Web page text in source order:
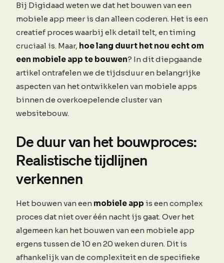
Bij Digidaad weten we dat het bouwen van een
mobiele app meer is dan alleen coderen. Het is een
creatief proces waarbij elk detail telt, en timing
cruciaal is. Maar, hoe lang duurt het nou echt om
een mobiele app te bouwen? In dit diepgaande
artikel ontrafelen we de tijdsduur en belangrijke
aspecten van het ontwikkelen van mobiele apps
binnen de overkoepelende cluster van
websitebouw.
De duur van het bouwproces:
Realistische tijdlijnen
verkennen
Het bouwen van een mobiele app is een complex
proces dat niet over één nacht ijs gaat. Over het
algemeen kan het bouwen van een mobiele app
ergens tussen de 10 en 20 weken duren. Dit is
afhankelijk van de complexiteit en de specifieke